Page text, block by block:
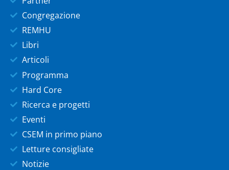
Congregazione
REMHU
Libri
Articoli
Programma
Hard Core
Ricerca e progetti
Eventi
CSEM in primo piano
Letture consigliate
Notizie